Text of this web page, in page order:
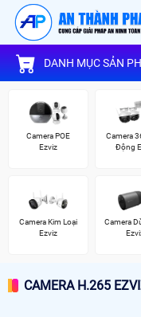
DANH MỤC SẢN
Camera POE
Ezviz
Camera
Động
Camera Kim Loại
Ezviz
Camera
CAMERA H.265